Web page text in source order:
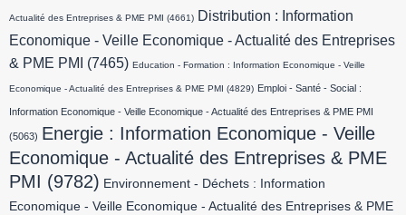
Actualité des Entreprises & PME PMI (4661) Distribution : Information
Economique - Veille Economique - Actualité des Entreprises
& PME PMI
(7465) Education - Formation : Information Economique - Veille
Economique - Actualité des Entreprises & PME PMI (4829) Emploi - Santé - Social :
Information Economique - Veille Economique - Actualité des Entreprises & PME PMI
(5063) Energie : Information Economique - Veille
Economique - Actualité des Entreprises & PME
PMI (9782) Environnement - Déchets : Information
Economique - Veille Economique - Actualité des Entreprises & PME